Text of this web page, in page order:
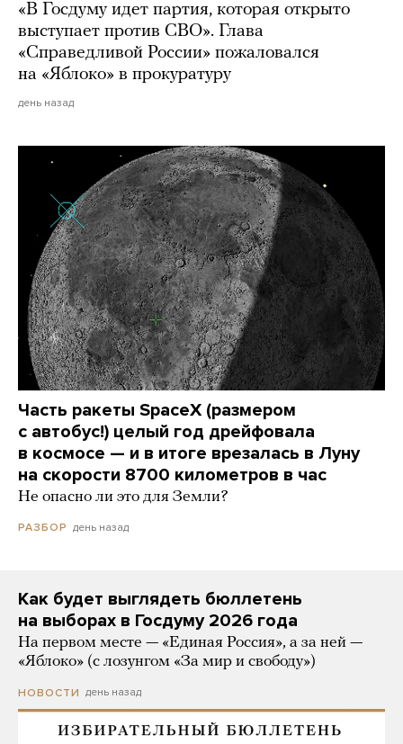
«В Госдуму идет партия, которая открыто
выступает против СВО». Глава
«Справедливой России» пожаловался
на «Яблоко» в прокуратуру
день назад
Часть ракеты SpaceX (размером
с автобус!) целый год дрейфовала
в космосе — и в итоге врезалась в Луну
на скорости 8700 километров в час
Не опасно ли это для Земли?
РАЗБОР день назад
Как будет выглядеть бюллетень
на выборах в Госдуму 2026 года
На первом месте — «Единая Россия», а за ней —
«Яблоко» (с лозунгом «За мир и свободу»)
НОВОСТИ день назад